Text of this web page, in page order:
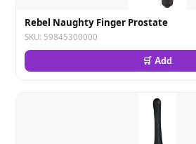
Rebel Naughty Finger Prostate
SKU: 59845300000
🛒 Add